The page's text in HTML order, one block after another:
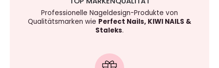
Professionelle Nageldesign-Produkte von
Qualitätsmarken wie Perfect Nails, KIWI NAILS &
Staleks.